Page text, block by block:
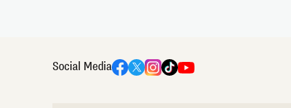
Social Media